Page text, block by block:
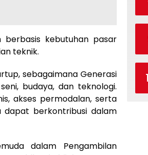
kebutuhan pasar
teknik.
sebagaimana Generasi
budaya, dan teknologi.
akses permodalan, serta
berkontribusi dalam
dalam Pengambilan